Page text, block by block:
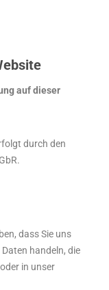
auf dieser
durch den
dass Sie uns
handeln, die
in unser